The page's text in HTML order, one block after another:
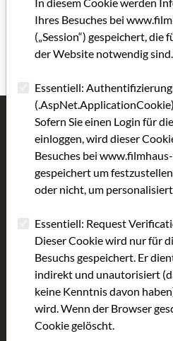
for a usage fee. In the section “
can check for the availability
book it.
Filmhaus Frankfurt
About us
Directions / accessibility
Become a member
Become a supporter
30-year anniversary
Kontakt
Ihres Besuches bei
(„Session“) gespeichert,
der Website notwendig sind.
Essentiell:
(.AspNet.ApplicationCookie)
Sofern Sie einen Login für
einloggen, wird dieser
Besuches bei
gespeichert um
oder nicht, um
Essentiell: Request
Dieser Cookie wird nur für
Besuchs gespeichert. Er
indirekt und unautorisiert
keine Kenntnis davon
wird. Wenn der Browser
Cookie gelöscht.